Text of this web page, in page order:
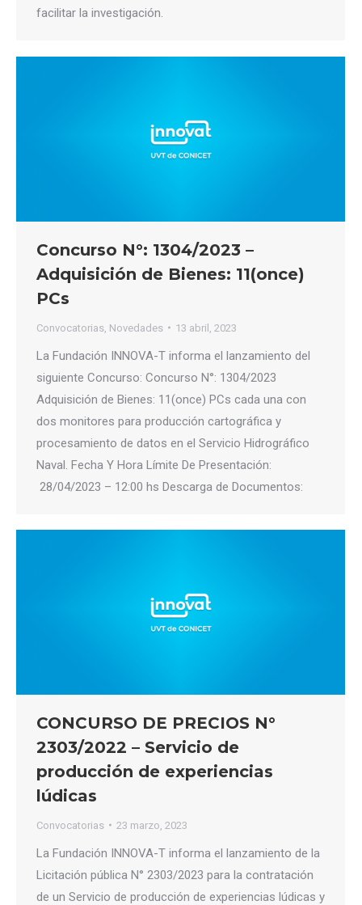
facilitar la investigación.
Concurso N°: 1304/2023 –
Adquisición de Bienes: 11(once)
PCs
Convocatorias Novedades 13 abril, 2023
La Fundación INNOVA-T informa el lanzamiento del
siguiente Concurso: Concurso N°: 1304/2023
Adquisición de Bienes: 11(once) PCs cada una con
dos monitores para producción cartográfica y
procesamiento de datos en el Servicio Hidrográfico
Naval. Fecha Y Hora Límite De Presentación:
28/04/2023 – 12:00 hs Descarga de Documentos:
CONCURSO DE PRECIOS N°
2303/2022 – Servicio de
producción de experiencias
lúdicas
Convocatorias 23 marzo, 2023
La Fundación INNOVA-T informa el lanzamiento de la
Licitación pública N° 2303/2023 para la contratación
de un Servicio de producción de experiencias lúdicas y